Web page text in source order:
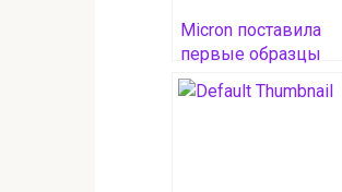
Micron поставила
первые образцы
памяти HBM4
объёмом 36 Гбайт